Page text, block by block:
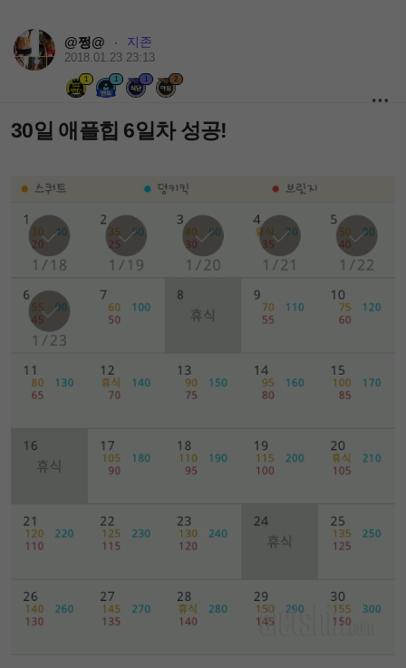
@쩡@ · 지존
2018.01.23 23:13
1 1 1 2
30일 애플힙 6일차 성공!